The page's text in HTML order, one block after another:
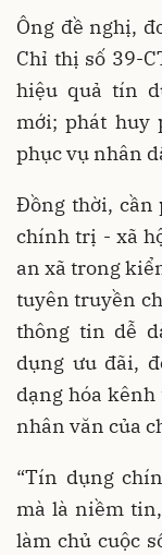
Ông đề nghị,
Chỉ thị số 39-
hiệu quả tín
mới; phát huy
phục vụ nhân
Đồng thời, cần
chính trị - xã
an xã trong
tuyên truyền
thông tin dễ
dụng ưu đãi,
dạng hóa
nhân văn của
“Tín dụng
mà là niềm
làm chủ cuộc